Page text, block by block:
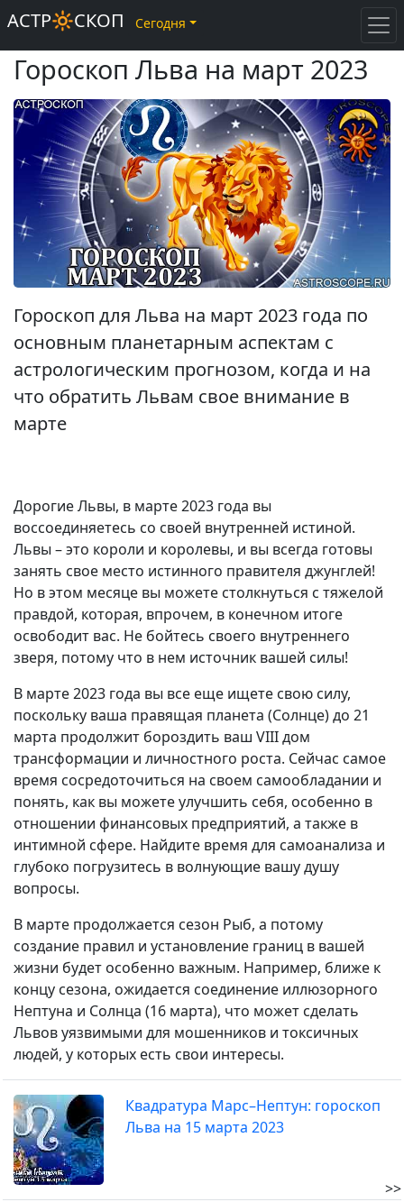
Гороскоп Льва на март 2023
Гороскоп для Льва на март 2023 года по
основным планетарным аспектам с
астрологическим прогнозом, когда и на
что обратить Львам свое внимание в
марте
Дорогие Львы, в марте 2023 года вы
воссоединяетесь со своей внутренней истиной.
Львы – это короли и королевы, и вы всегда готовы
занять свое место истинного правителя джунглей!
Но в этом месяце вы можете столкнуться с тяжелой
правдой, которая, впрочем, в конечном итоге
освободит вас. Не бойтесь своего внутреннего
зверя, потому что в нем источник вашей силы!
В марте 2023 года вы все еще ищете свою силу,
поскольку ваша правящая планета (Солнце) до 21
марта продолжит бороздить ваш VIII дом
трансформации и личностного роста. Сейчас самое
время сосредоточиться на своем самообладании и
понять, как вы можете улучшить себя, особенно в
отношении финансовых предприятий, а также в
интимной сфере. Найдите время для самоанализа и
глубоко погрузитесь в волнующие вашу душу
вопросы.
В марте продолжается сезон Рыб, а потому
создание правил и установление границ в вашей
жизни будет особенно важным. Например, ближе к
концу сезона, ожидается соединение иллюзорного
Нептуна и Солнца (16 марта), что может сделать
Львов уязвимыми для мошенников и токсичных
людей, у которых есть свои интересы.
Квадратура Марс–Нептун: гороскоп
Льва на 15 марта 2023
>>
АСТР🔆СКОП Сегодня